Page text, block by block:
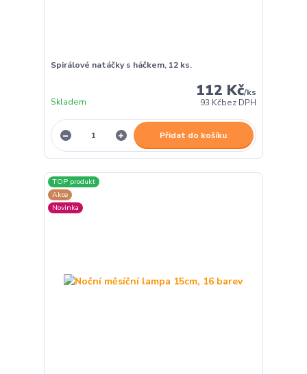
Spirálové natáčky s háčkem, 12 ks.
112 Kč/ks
93 Kčbez DPH
Skladem
Přidat do košíku
TOP produkt
Akce
Novinka